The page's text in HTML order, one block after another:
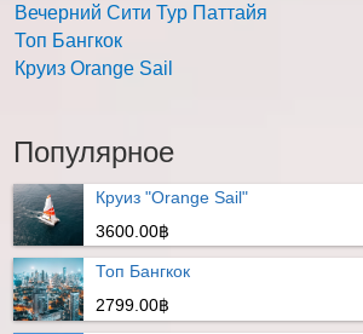
Вечерний Сити Тур Паттайя
Топ Бангкок
Круиз Orange Sail
Популярное
Круиз "Orange Sail"
3600.00฿
Топ Бангкок
2799.00฿